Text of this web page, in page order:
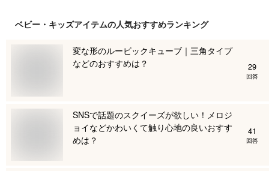
ベビー・キッズアイテムの人気おすすめランキング
変な形のルービックキューブ｜三角タイプ
などのおすすめは？
29
回答
SNSで話題のスクイーズが欲しい！メロジ
ョイなどかわいくて触り心地の良いおすす
めは？
41
回答